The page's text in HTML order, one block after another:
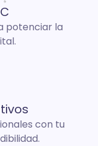
potenciar la
con tu